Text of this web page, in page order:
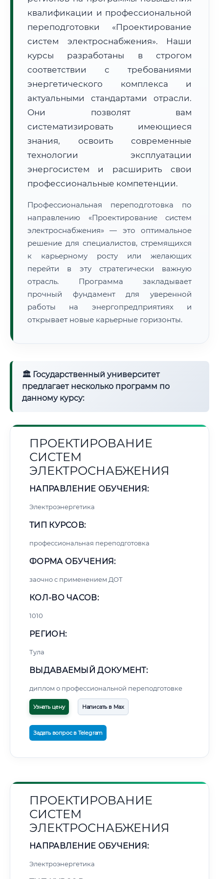
Расчет логистики оригиналов:
• Экспресс-доставка СДЭК / Почтой:
4–6 рабочих дней
🔍 Нажмите на документ для увеличения и просмотра
квалификации и профессиональной
переподготовки «Проектирование
систем электроснабжения». Наши
курсы разработаны в строгом
соответствии с требованиями
энергетического комплекса и
актуальными стандартами отрасли.
Они позволят вам
систематизировать имеющиеся
знания, освоить современные
технологии эксплуатации
энергосистем и расширить свои
профессиональные компетенции.
Профессиональная переподготовка по
направлению «Проектирование систем
электроснабжения» — это оптимальное
решение для специалистов, стремящихся
к карьерному росту или желающих
перейти в эту стратегически важную
отрасль. Программа закладывает
прочный фундамент для уверенной
работы на энергопредприятиях и
открывает новые карьерные горизонты.
🏛 Государственный университет
предлагает несколько программ по
данному курсу:
ПРОЕКТИРОВАНИЕ
СИСТЕМ
ЭЛЕКТРОСНАБЖЕНИЯ
НАПРАВЛЕНИЕ ОБУЧЕНИЯ:
Электроэнергетика
ТИП КУРСОВ:
профессиональная переподготовка
ФОРМА ОБУЧЕНИЯ:
заочно с применением ДОТ
КОЛ-ВО ЧАСОВ:
1010
РЕГИОН:
Тула
ВЫДАВАЕМЫЙ ДОКУМЕНТ:
диплом о профессиональной переподготовке
Узнать цену Написать в Max
Задать вопрос в Telegram
ПРОЕКТИРОВАНИЕ
СИСТЕМ
ЭЛЕКТРОСНАБЖЕНИЯ
НАПРАВЛЕНИЕ ОБУЧЕНИЯ:
Электроэнергетика